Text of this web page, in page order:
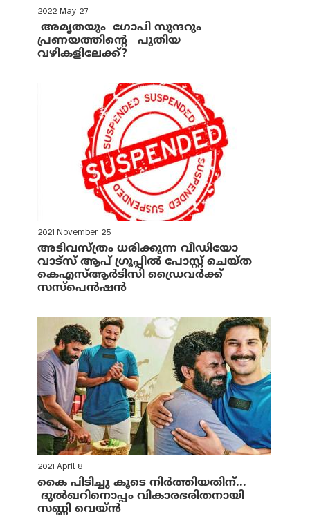
2022 May 27
അമൃതയും ഗോപി സുന്ദറും
പ്രണയത്തിന്റെ പുതിയ
വഴികളിലേക്ക്?
2021 November 25
അടിവസ്ത്രം ധരിക്കുന്ന വീഡിയോ
വാട്‌സ് ആപ് ഗ്രൂപ്പില്‍ പോസ്റ്റ് ചെയ്ത
കെഎസ്ആര്‍ടിസി ഡ്രൈവര്‍ക്ക്
സസ്‌പെന്‍ഷന്‍
2021 April 8
കൈ പിടിച്ചു കൂടെ നിര്‍ത്തിയതിന്...
ദുല്‍ഖറിനൊപ്പം വികാരഭരിതനായി
സണ്ണി വെയ്ന്‍